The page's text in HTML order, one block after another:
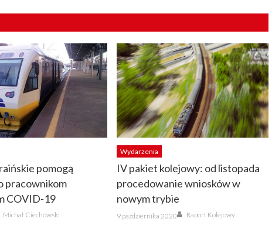
pomogą
pracownikom
COVID-19
Author
Michał Ciechowski
Wydarzenia
IV pakiet kolejowy: od listopada
procedowanie wniosków w
nowym trybie
Posted
on
9 października 2020 Author
Raport Kolejowy